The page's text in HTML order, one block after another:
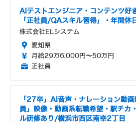
AIテストエンジニア・コンテンツ好
「正社員/QAスキル習得」・年間
株式会社ELシステム
愛知県
月給29万6,000円～50万円
正社員
「27卒」AI音声・ナレーション動
員」映像・動画系転職希望・駅チカ
ル研修あり/横浜市西区南幸2丁目